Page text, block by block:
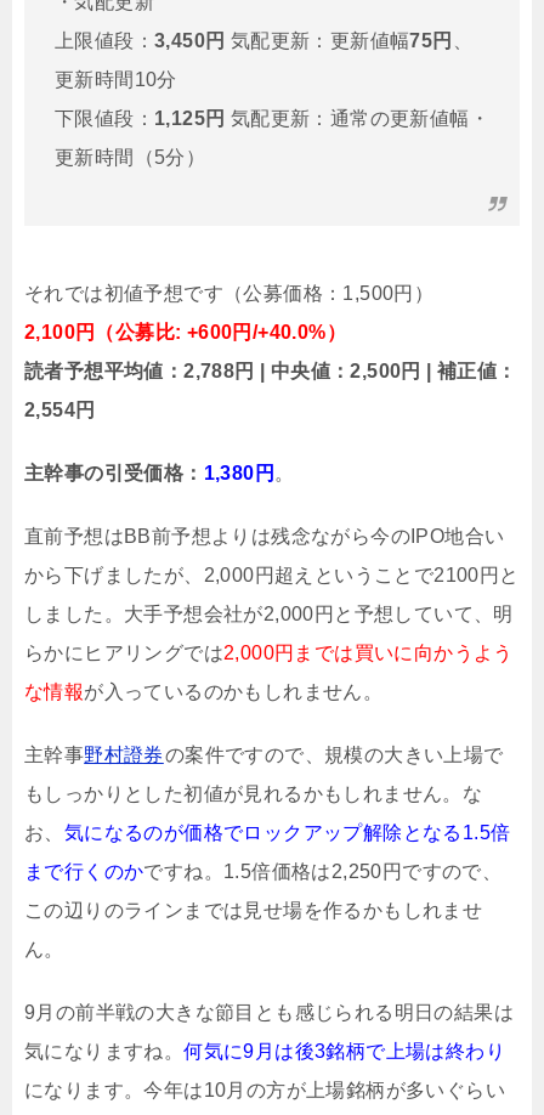
上限値段： 3,450円 気配更新：更新値幅75円
更新時間10分
下限値段： 1,125円 気配更新：通常の更新値幅・
更新時間（5分）
それでは初値予想です（公募価格：1,500円）
2,100円（公募比: +600円/+40.0%）
読者予想平均値：2,788円 | 中央値：2,500円 | 補正値：
2,554円
主幹事の引受価格： 1,380円 。
直前予想はBB前予想よりは残念ながら今のIPO地合い
から下げましたが、2,000円超えということで2100円と
しました。大手予想会社が2,000円と予想していて、明
らかにヒアリングでは2,000円までは買いに向かうよう
な情報が入っているのかもしれません。
主幹事野村證券の案件ですので、規模の大きい上場で
もしっかりとした初値が見れるかもしれません。な
お、 気になるのが価格でロックアップ解除となる1.5倍
まで行くのかですね。1.5倍価格は2,250円ですので、
この辺りのラインまでは見せ場を作るかもしれませ
ん。
9月の前半戦の大きな節目とも感じられる明日の結果は
気になりますね。何気に9月は後3銘柄で上場は終わり
になります。今年は10月の方が上場銘柄が多いぐらい